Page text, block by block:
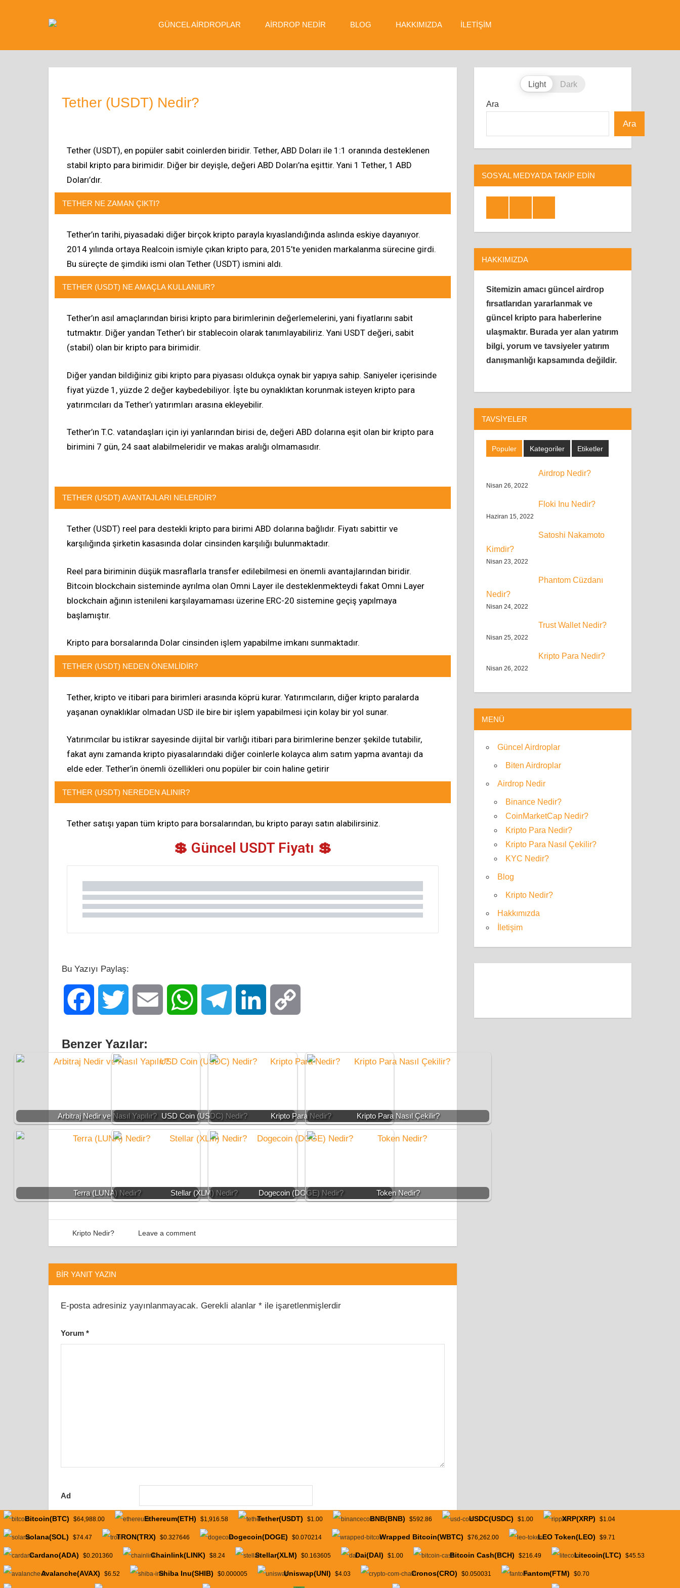
AirdropGÜNCEL AIRDROPLAR AIRDROP NEDIR BLOG HAKKIMIZDA İLETIŞIM
Tether (USDT) Nedir?
Tether (USDT), en popüler sabit coinlerden biridir. Tether, ABD Doları ile 1:1 oranında desteklenen
stabil kripto para birimidir. Diğer bir deyişle, değeri ABD Doları’na eşittir. Yani 1 Tether, 1 ABD
Doları’dır.
TETHER NE ZAMAN ÇIKTI?
Tether’ın tarihi, piyasadaki diğer birçok kripto parayla kıyaslandığında aslında eskiye dayanıyor.
2014 yılında ortaya Realcoin ismiyle çıkan kripto para, 2015’te yeniden markalanma sürecine girdi.
Bu süreçte de şimdiki ismi olan Tether (USDT) ismini aldı.
TETHER (USDT) NE AMAÇLA KULLANILIR?
Tether’ın asıl amaçlarından birisi kripto para birimlerinin değerlemelerini, yani fiyatlarını sabit
tutmaktır. Diğer yandan Tether’ı bir stablecoin olarak tanımlayabiliriz. Yani USDT değeri, sabit
(stabil) olan bir kripto para birimidir.
Diğer yandan bildiğiniz gibi kripto para piyasası oldukça oynak bir yapıya sahip. Saniyeler içerisinde
fiyat yüzde 1, yüzde 2 değer kaybedebiliyor. İşte bu oynaklıktan korunmak isteyen kripto para
yatırımcıları da Tether’ı yatırımları arasına ekleyebilir.
Tether’ın T.C. vatandaşları için iyi yanlarından birisi de, değeri ABD dolarına eşit olan bir kripto para
birimini 7 gün, 24 saat alabilmeleridir ve makas aralığı olmamasıdır.
TETHER (USDT) AVANTAJLARI NELERDIR?
Tether (USDT) reel para destekli kripto para birimi ABD dolarına bağlıdır. Fiyatı sabittir ve
karşılığında şirketin kasasında dolar cinsinden karşılığı bulunmaktadır.
Reel para biriminin düşük masraflarla transfer edilebilmesi en önemli avantajlarından biridir.
Bitcoin blockchain sisteminde ayrılma olan Omni Layer ile desteklenmekteydi fakat Omni Layer
blockchain ağının istenileni karşılayamaması üzerine ERC-20 sistemine geçiş yapılmaya
başlamıştır.
Kripto para borsalarında Dolar cinsinden işlem yapabilme imkanı sunmaktadır.
TETHER (USDT) NEDEN ÖNEMLIDIR?
Tether, kripto ve itibari para birimleri arasında köprü kurar. Yatırımcıların, diğer kripto paralarda
yaşanan oynaklıklar olmadan USD ile bire bir işlem yapabilmesi için kolay bir yol sunar.
Yatırımcılar bu istikrar sayesinde dijital bir varlığı itibari para birimlerine benzer şekilde tutabilir,
fakat aynı zamanda kripto piyasalarındaki diğer coinlerle kolayca alım satım yapma avantajı da
elde eder. Tether’in önemli özellikleri onu popüler bir coin haline getirir
TETHER (USDT) NEREDEN ALINIR?
Tether satışı yapan tüm kripto para borsalarından, bu kripto parayı satın alabilirsiniz.
💲 Güncel USDT Fiyatı 💲
Bu Yazıyı Paylaş:
Facebook Twitter Email WhatsApp Telegram LinkedIn
Benzer Yazılar:
Arbitraj Nedir ve Nasıl Yapılır? USD Coin (USDC) Nedir? Kripto Para Nedir? Kripto Para Nasıl Çekilir?
Terra (LUNA) Nedir? Stellar (XLM) Nedir? Dogecoin (DOGE) Nedir? Token Nedir?
Altcoin
Blog
Kripto
Para
Coin
Mayıs 19, 2022
Airdrop Türkiye
Kripto Nedir? Leave a comment
BIR YANIT YAZIN
E-posta adresiniz yayınlanmayacak. Gerekli alanlar * ile işaretlenmişlerdir
Yorum *
Ad
Light Dark
Ara
Ara
SOSYAL MEDYA'DA TAKIP EDIN
HAKKIMIZDA
Sitemizin amacı güncel airdrop
fırsatlarıdan yararlanmak ve
güncel kripto para haberlerine
ulaşmaktır. Burada yer alan yatırım
bilgi, yorum ve tavsiyeler yatırım
danışmanlığı kapsamında değildir.
TAVSIYELER
Populer Kategoriler Etiketler
Airdrop Nedir?
Nisan 26, 2022
Floki Inu Nedir?
Haziran 15, 2022
Satoshi Nakamoto
Kimdir?
Nisan 23, 2022
Phantom Cüzdanı
Nedir?
Nisan 24, 2022
Trust Wallet Nedir?
Nisan 25, 2022
Kripto Para Nedir?
Nisan 26, 2022
MENÜ
Güncel Airdroplar
Biten Airdroplar
Airdrop Nedir
Binance Nedir?
CoinMarketCap Nedir?
Kripto Para Nedir?
Kripto Para Nasıl Çekilir?
KYC Nedir?
Blog
Kripto Nedir?
Hakkımızda
İletişim
Bitcoin(BTC) $64,988.00 Ethereum(ETH) $1,916.58 Tether(USDT) $1.00 BNB(BNB) $592.86 USDC(USDC) $1.00 XRP(XRP) $1.04
Solana(SOL) $74.47 TRON(TRX) $0.327646 Dogecoin(DOGE) $0.070214 Wrapped Bitcoin(WBTC) $76,262.00 LEO Token(LEO) $9.71
Cardano(ADA) $0.201360 Chainlink(LINK) $8.24 Stellar(XLM) $0.163605 Dai(DAI) $1.00 Bitcoin Cash(BCH) $216.49 Litecoin(LTC) $45.53
Avalanche(AVAX) $6.52 Shiba Inu(SHIB) $0.000005 Uniswap(UNI) $4.03 Cronos(CRO) $0.050031 Fantom(FTM) $0.70